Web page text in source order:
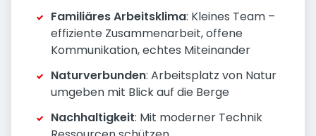
Familiäres Arbeitsklima: Kleines Team –
effiziente Zusammenarbeit, offene
Kommunikation, echtes Miteinander
Naturverbunden: Arbeitsplatz von Natur
umgeben mit Blick auf die Berge
Nachhaltigkeit: Mit moderner Technik